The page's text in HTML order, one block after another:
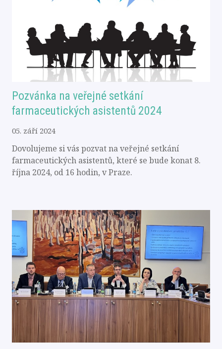
Pozvánka na veřejné setkání
farmaceutických asistentů 2024
05. září 2024
Dovolujeme si vás pozvat na veřejné setkání
farmaceutických asistentů, které se bude konat 8.
října 2024, od 16 hodin, v Praze.